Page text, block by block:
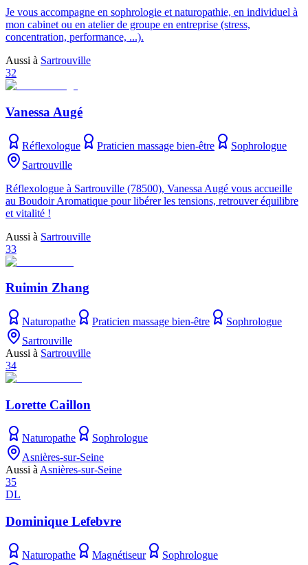
Je vous accompagne en sophrologie et naturopathie, en individuel à
mon cabinet ou en atelier de groupe en entreprise (stress,
concentration, performance, ...).
Aussi à Sartrouville
32
Vanessa Augé
Réflexologue Praticien massage bien-être
Sophrologue
Sartrouville
Réflexologue à Sartrouville (78500), Vanessa Augé vous accueille
au Boudoir Aromatique pour libérer les tensions, retrouver équilibre
et vitalité !
Aussi à Sartrouville
33
Ruimin Zhang
Naturopathe Praticien massage bien-être
Sophrologue
Sartrouville
Aussi à Sartrouville
34
Lorette Caillon
Naturopathe
Sophrologue
Asnières-sur-Seine
Aussi à Asnières-sur-Seine
35
DL
Dominique Lefebvre
Naturopathe Magnétiseur
Sophrologue